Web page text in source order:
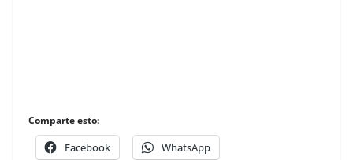
Comparte esto:
Facebook WhatsApp